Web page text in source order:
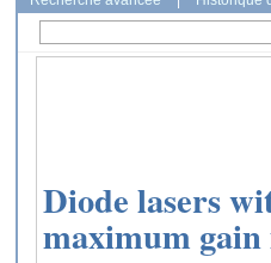
Diode lasers
maximum gain